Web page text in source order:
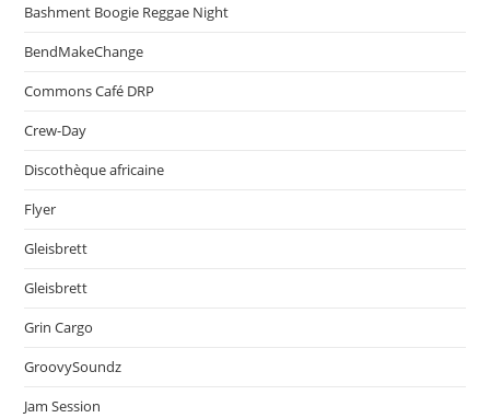
Bashment Boogie Reggae Night
BendMakeChange
Commons Café DRP
Crew-Day
Discothèque africaine
Flyer
Gleisbrett
Gleisbrett
Grin Cargo
GroovySoundz
Jam Session